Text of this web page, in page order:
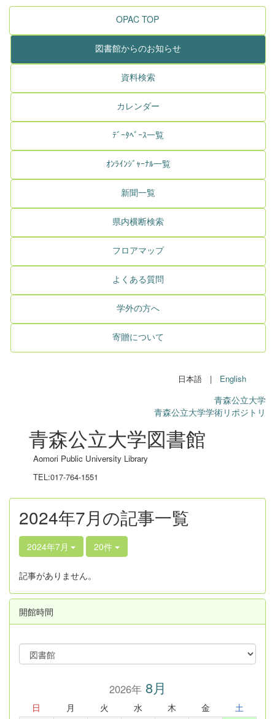
OPAC TOP
図書館からのお知らせ
資料検索
カレンダー
ﾃﾞｰﾀﾍﾞｰｽ一覧
ｵﾝﾗｲﾝｼﾞｬｰﾅﾙ一覧
新聞一覧
県内横断検索
フロアマップ
よくある質問
学外の方へ
寄贈について
日本語 | English
青森公立大学
青森公立大学学術リポジトリ
青森公立大学図書館
Aomori Public University Library
TEL:017-764-1551
2024年7月の記事一覧
2024年7月 20件
記事がありません。
開館時間
2026年8月
日 月 火 水 木 金 土